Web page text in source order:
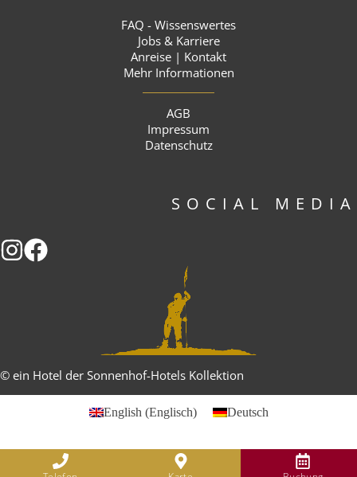
FAQ - Wissenswertes
Jobs & Karriere
Anreise | Kontakt
Mehr Informationen
AGB
Impressum
Datenschutz
SOCIAL MEDIA
© ein Hotel der Sonnenhof-Hotels Kollektion
English (Englisch) Deutsch